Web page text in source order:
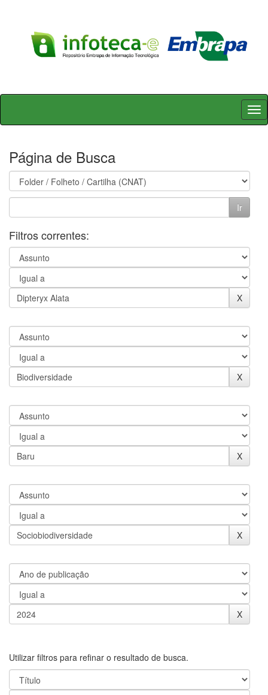
Skip
Página de Busca
Filtros correntes:
Utilizar filtros para refinar o resultado de busca.